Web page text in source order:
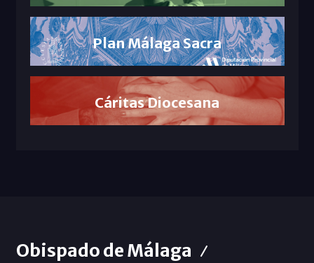
Plan Málaga Sacra
Cáritas Diocesana
Obispado de Málaga